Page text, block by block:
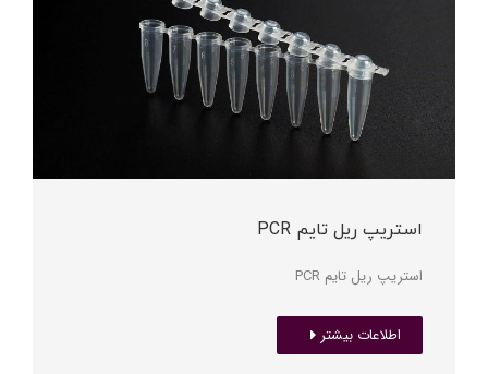
استریپ ریل تایم PCR
استریپ ریل تایم PCR
اطلاعات بیشتر